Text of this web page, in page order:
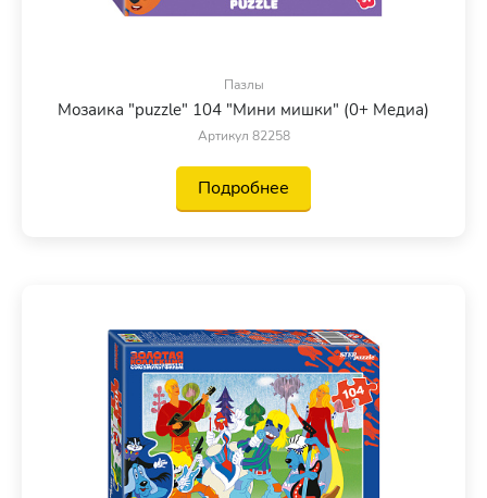
Пазлы
Мозаика "puzzle" 104 "Мини мишки" (0+ Медиа)
Артикул 82258
Подробнее